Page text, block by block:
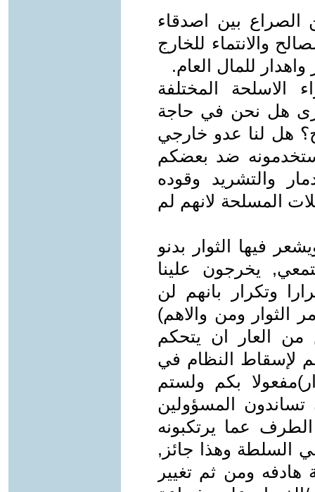
الصراع بين اصدقاء
والانتماء للخارج
للمال العام.
الاسلحة المختلفة
هل نحن في حاجة
هل لنا عدو خارجي
ضد بعضكم
والتشريد وقوده
المسلحة لانهم لم
فيها الثوار بدنو
يخرجون علينا
وتكرار بانهم لن
الثوار ومن والاهم)
من العار ان يتحكم
لإسقاط النظام في
بكم ولستم
المسؤولين
عما يرتكبونه
وهذا جائز,
هادفه ومن ثم تغيير